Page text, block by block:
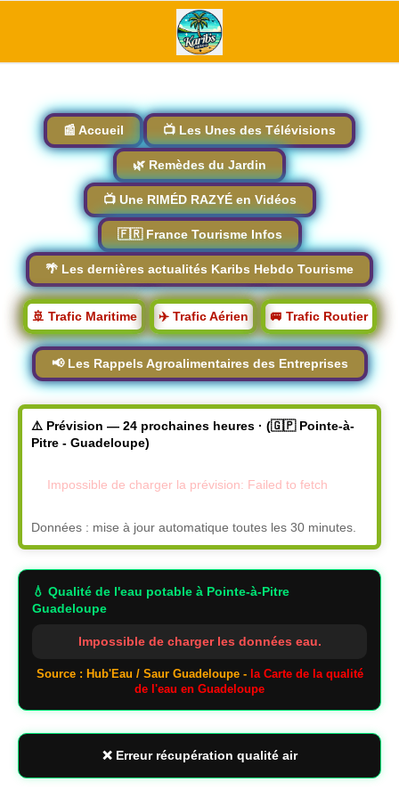
📰 Accueil 📺 Les Unes des Télévisions
🌿 Remèdes du Jardin
📺 Une RIMÉD RAZYÉ en Vidéos
🇫🇷 France Tourisme Infos
🌴 Les dernières actualités Karibs Hebdo Tourisme
🚢 Trafic Maritime ✈️ Trafic Aérien 🚐 Trafic Routier
📢 Les Rappels Agroalimentaires des Entreprises
⚠️ Prévision — 24 prochaines heures · (🇬🇵 Pointe-à-
Pitre - Guadeloupe)
Impossible de charger la prévision: Failed to fetch
Données : mise à jour automatique toutes les 30 minutes.
💧 Qualité de l'eau potable à Pointe-à-Pitre
Guadeloupe
Impossible de charger les données eau.
Source : Hub'Eau / Saur Guadeloupe - la Carte de la qualité
de l'eau en Guadeloupe
❌ Erreur récupération qualité air